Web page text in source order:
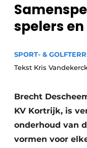
spelers
SPORT- &
Tekst Kris
Brecht
KV Kortrijk, is
onderhoud van
vormen voor